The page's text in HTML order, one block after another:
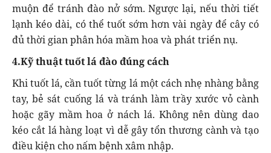
muộn để tránh đào nở sớm. Ngược lại, nếu thời tiết
lạnh kéo dài, có thể tuốt sớm hơn vài ngày để cây có
đủ thời gian phân hóa mầm hoa và phát triển nụ.
4.Kỹ thuật tuốt lá đào đúng cách
Khi tuốt lá, cần tuốt từng lá một cách nhẹ nhàng bằng
tay, bẻ sát cuống lá và tránh làm trầy xước vỏ cành
hoặc gãy mầm hoa ở nách lá. Không nên dùng dao
kéo cắt lá hàng loạt vì dễ gây tổn thương cành và tạo
điều kiện cho nấm bệnh xâm nhập.